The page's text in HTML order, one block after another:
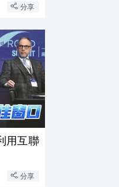
分享
用互聯
分享